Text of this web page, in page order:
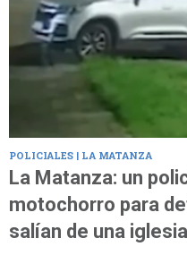
POLICIALES | LA MATANZA
La Matanza: un
motochorro para
salían de una iglesia